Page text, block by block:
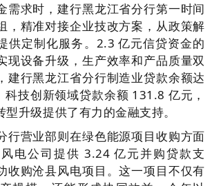
需求时，建行黑龙江省分行第一时间
，精准对接企业技改方案，从政策解
供定制化服务。2.3 亿元信贷资金的
现设备升级，生产效率和产品质量双
建行黑龙江省分行制造业贷款余额达
技创新领域贷款余额 131.8 亿元，
升级提供了有力的金融支持。
行营业部则在绿色能源项目收购方面
电公司提供 3.24 亿元并购贷款支
收购沧县风电项目。这一项目不仅有